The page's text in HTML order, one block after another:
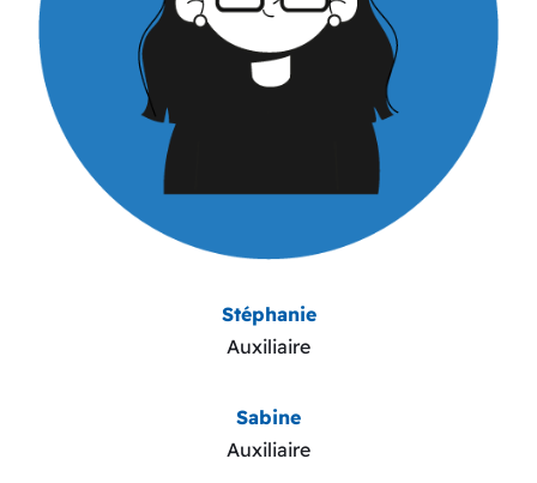
Stéphanie
Auxiliaire
Sabine
Auxiliaire